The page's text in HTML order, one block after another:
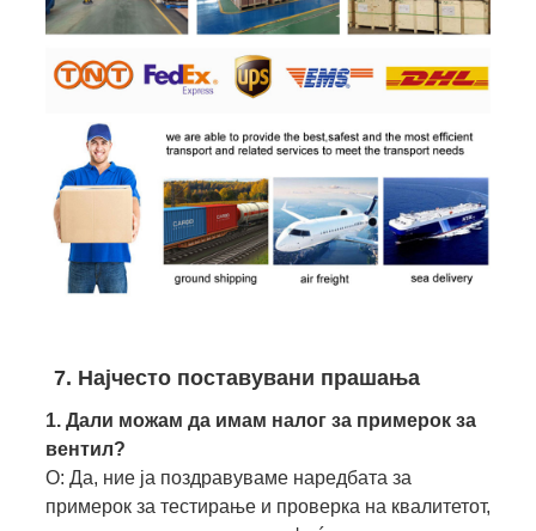
7. Најчесто поставувани прашања
1. Дали можам да имам налог за примерок за
вентил?
О: Да, ние ја поздравуваме наредбата за
примерок за тестирање и проверка на квалитетот,